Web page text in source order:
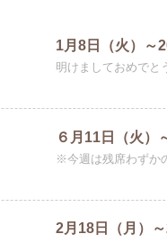
1月8日（火）～
明けましておめでと
６月11日（火）
※今週は残席わずか
2月18日（月）